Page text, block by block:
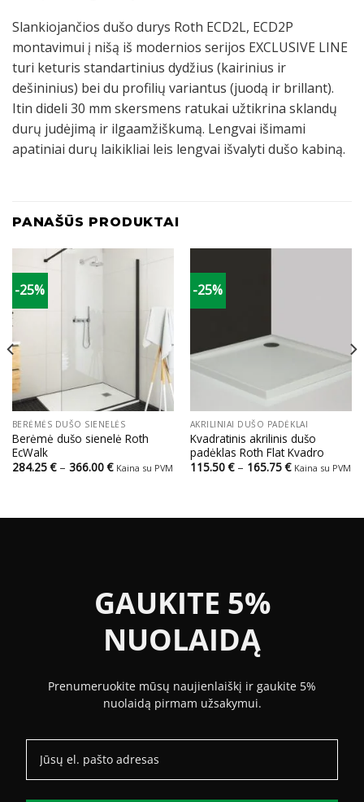
Slankiojančios dušo durys Roth ECD2L, ECD2P
montavimui į nišą iš modernios serijos EXCLUSIVE LINE
turi keturis standartinius dydžius (kairinius ir
dešininius) bei du profilių variantus (juodą ir brillant).
Itin dideli 30 mm skersmens ratukai užtikrina sklandų
durų judėjimą ir ilgaamžiškumą. Lengvai išimami
apatiniai durų laikikliai leis lengvai išvalyti dušo kabiną.
PANAŠŪS PRODUKTAI
-25%
BERĖMĖS DUŠO SIENELĖS
Berėmė dušo sienelė Roth
EcWalk
284.25€ – 366.00€Price
Kaina su PVM
-25%
AKRILINIAI DUŠO PADĖKLAI
Kvadratinis akrilinis dušo
padėklas Roth Flat Kvadro
115.50€ – 165.75€Price
Kaina su PVM
GAUKITE 5%
NUOLAIDĄ
Prenumeruokite mūsų naujienlaiškį ir gaukite 5%
nuolaidą pirmam užsakymui.